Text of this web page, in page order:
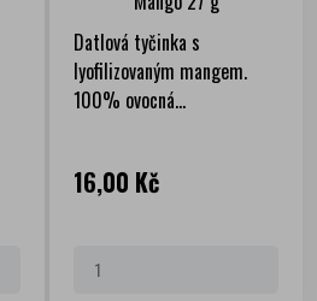
Datlová tyčinka s
lyofilizovaným mangem.
100% ovocná...
Cena
16,00 Kč